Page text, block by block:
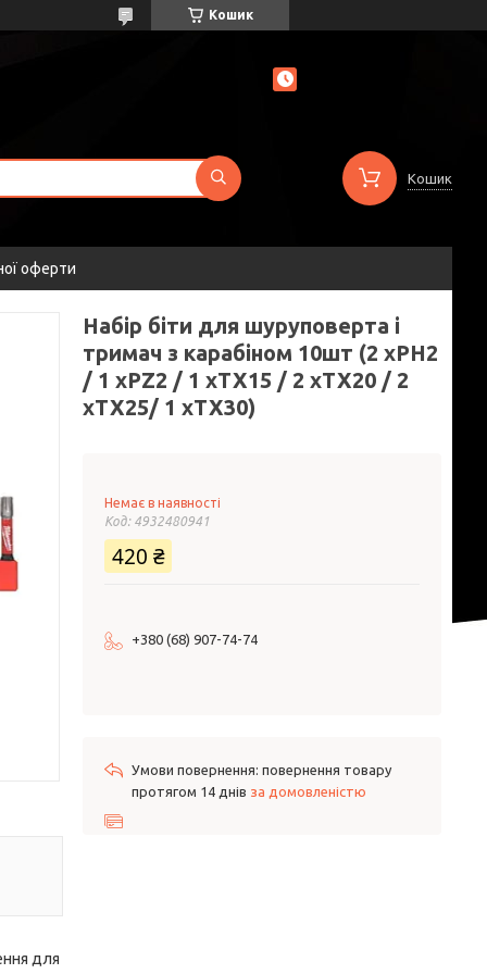
Кошик
Кошик
оферти
для
Набір біти для шуруповерта і
тримач з карабіном 10шт (2 xPH2
/ 1 xPZ2 / 1 xTX15 / 2 xTX20 / 2
xTX25/ 1 xTX30)
Немає в наявності
Код: 4932480941
420 ₴
+380 (68) 907-74-74
повернення товару
протягом 14 днів за домовленістю